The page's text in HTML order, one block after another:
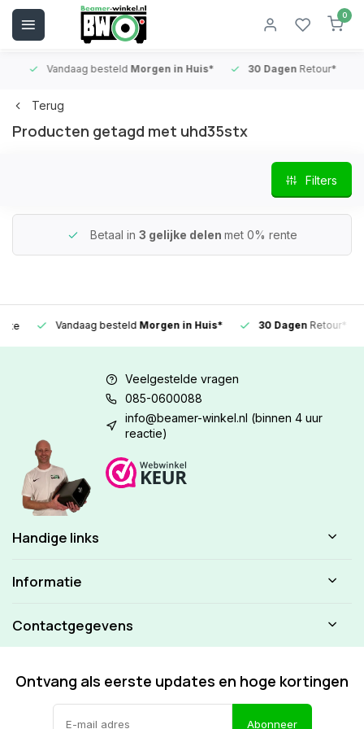
0
Vandaag besteldMorgen in Huis* 30 DagenRetour*
Terug
Producten getagd met uhd35stx
Filters
Betaal in 3 gelijke delen met 0% rente
Vandaag besteldMorgen in Huis* 30 DagenRetour*
Veelgestelde vragen
085-0600088
info@beamer-winkel.nl (binnen 4 uur
reactie)
Handige links
Informatie
Contactgegevens
Ontvang als eerste updates en hoge kortingen
Abonneer